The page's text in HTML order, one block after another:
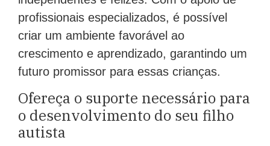
profissionais especializados, é possível
criar um ambiente favorável ao
crescimento e aprendizado, garantindo um
futuro promissor para essas crianças.
Ofereça o suporte necessário para
o desenvolvimento do seu filho
autista